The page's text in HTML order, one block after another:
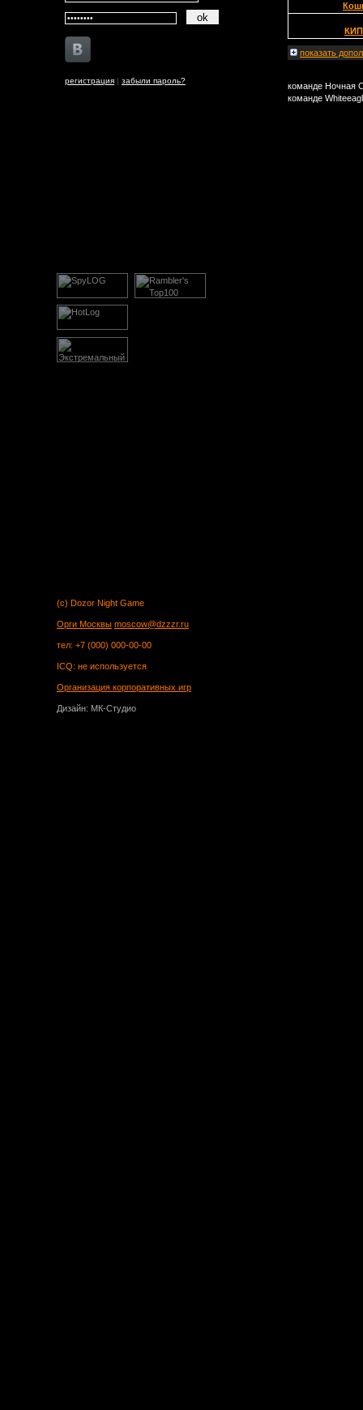
регистрация | забыли пароль?
показать
команде Ночная
команде
(c) Dozor Night Game
Орги Москвы moscow@dzzzr.ru
тел: +7 (000) 000-00-00
ICQ: не используется
Организация корпоративных игр
Дизайн: МК-Студио